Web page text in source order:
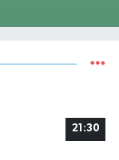
21:30